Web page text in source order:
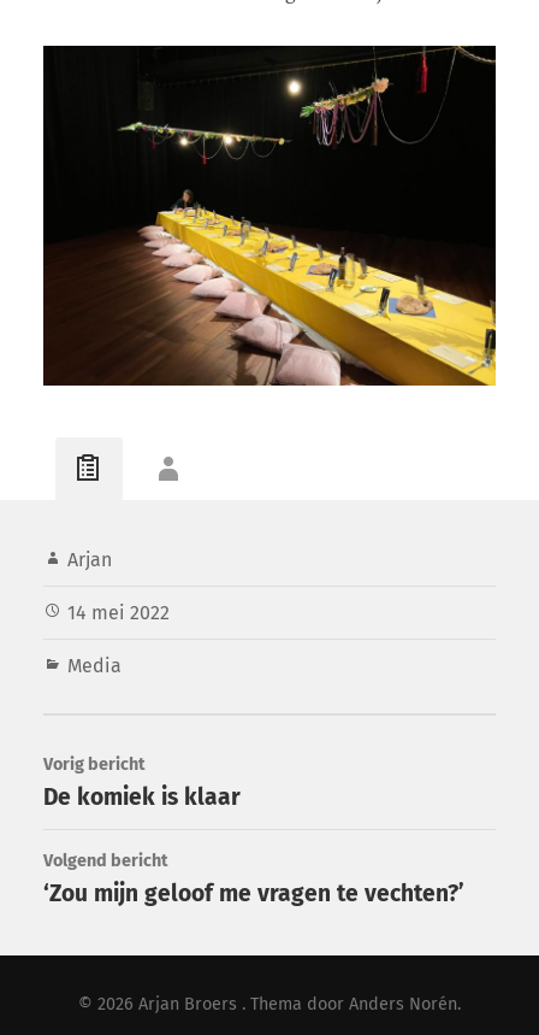
Arjan
14 mei 2022
Media
Vorig bericht
De komiek is klaar
Volgend bericht
‘Zou mijn geloof me vragen te vechten?’
© 2026 Arjan Broers . Thema door Anders Norén.